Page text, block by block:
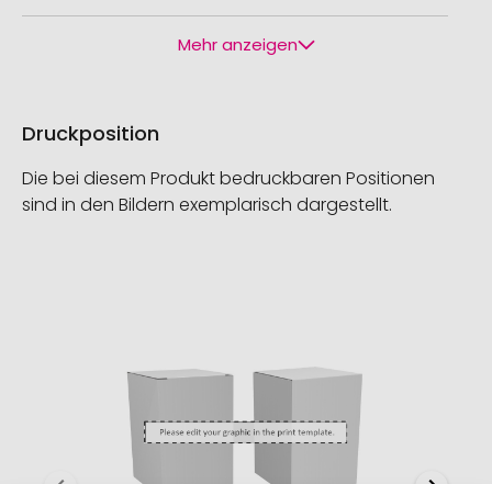
Mehr anzeigen
Druckposition
Die bei diesem Produkt bedruckbaren Positionen
sind in den Bildern exemplarisch dargestellt.